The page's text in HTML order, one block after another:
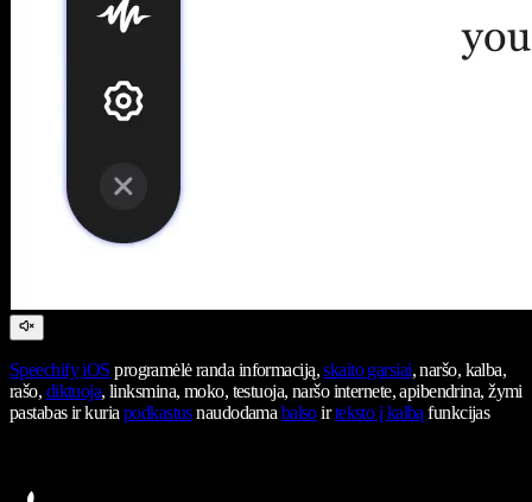
Speechify iOS programėlė randa informaciją,skaito garsiai, naršo, kalba,
rašo, diktuoja, linksmina, moko, testuoja, naršo internete, apibendrina, žymi
pastabas ir kuriapodkastusnaudodamabalsoirteksto į kalbąfunkcijas